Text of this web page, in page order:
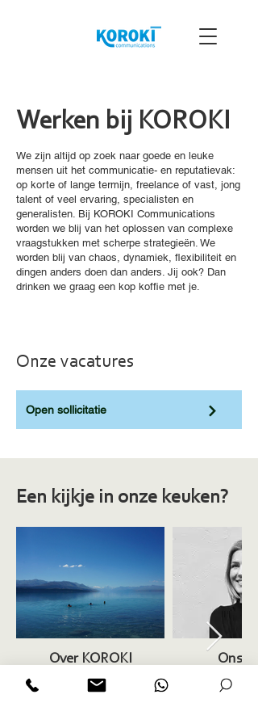
Werken bij KOROKI
We zijn altijd op zoek naar goede en leuke
mensen uit het communicatie- en reputatievak:
op korte of lange termijn, freelance of vast, jong
talent of veel ervaring, specialisten en
generalisten. Bij KOROKI Communications
worden we blij van het oplossen van complexe
vraagstukken met scherpe strategieën. We
worden blij van chaos, dynamiek, flexibiliteit en
dingen anders doen dan anders. Jij ook? Dan
drinken we graag een kop koffie met je.
Onze vacatures
Open sollicitatie
Een kijkje in onze keuken?
Over KOROKI
Leer KOROKI kennen!
Ons
Maak kennis met